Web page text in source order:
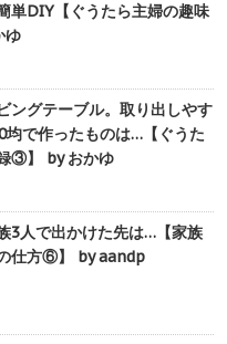
単DIY【ぐうたら主婦の趣味
ゆ
ングテーブル。取り出しやす
均で作ったものは…【ぐうた
③】 by おかゆ
3人で出かけた先は…【家族
仕方⑥】 by aandp